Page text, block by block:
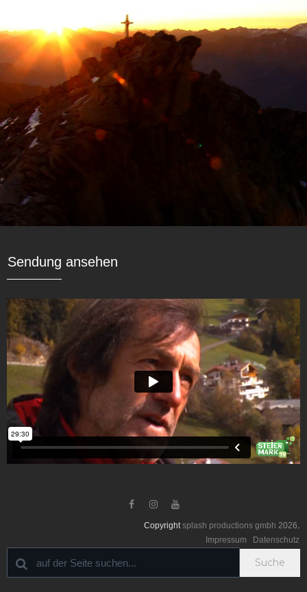
Sendung ansehen
  
Copyrightsplash productions gmbh 2026.
Impressum
Datenschutz
Suche